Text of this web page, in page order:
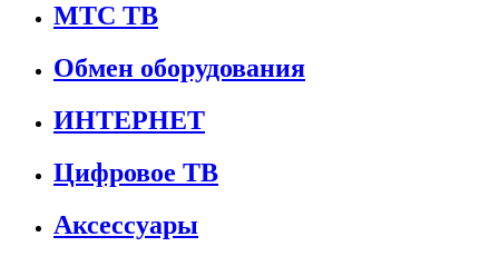
МТС ТВ
Обмен оборудования
ИНТЕРНЕТ
Цифровое ТВ
Аксессуары